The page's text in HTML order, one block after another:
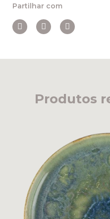
Partilhar com
Produtos